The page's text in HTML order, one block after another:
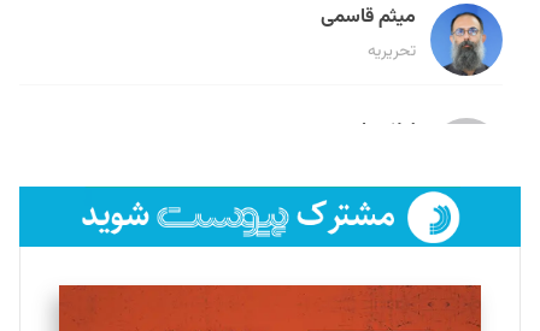
میثم قاسمی
تحریریه
لیلا حنارود
فائزه فتحی رستمی
تحریریه